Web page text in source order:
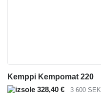
Kemppi Kempomat 220
328,40 €
3 600 SEK